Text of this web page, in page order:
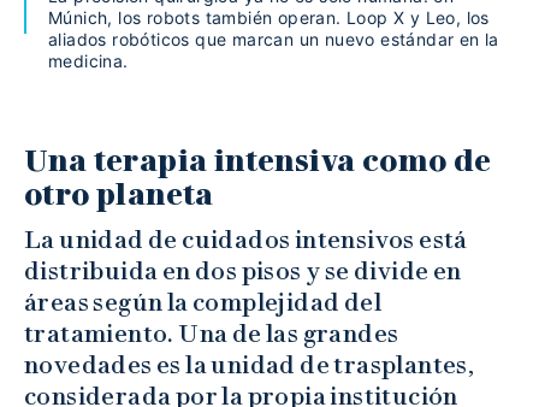
Múnich, los robots también operan. Loop X y Leo, los
aliados robóticos que marcan un nuevo estándar en la
medicina.
Una terapia intensiva como de
otro planeta
La unidad de cuidados intensivos está
distribuida en dos pisos y se divide en
áreas según la complejidad del
tratamiento. Una de las grandes
novedades es la unidad de trasplantes,
considerada por la propia institución